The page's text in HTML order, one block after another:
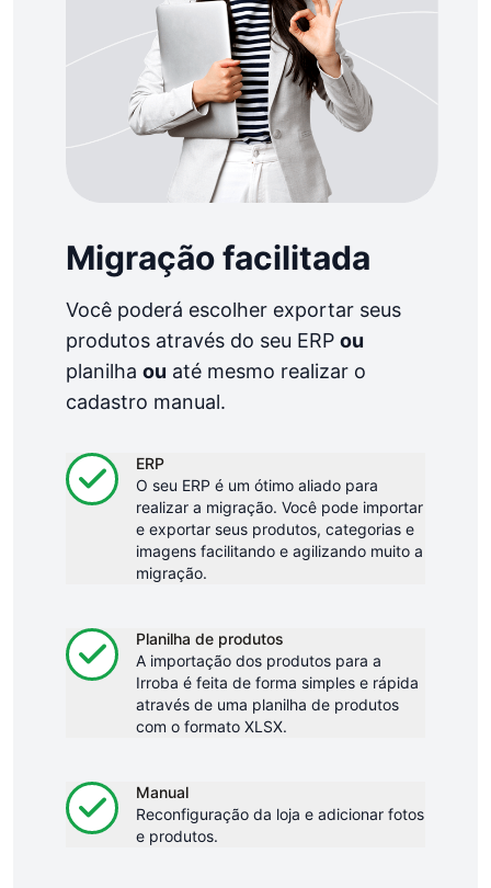
Migração facilitada
Você poderá escolher exportar seus
produtos através do seu ERP ou
planilha ou até mesmo realizar o
cadastro manual.
done
ERP
O seu ERP é um ótimo aliado para
realizar a migração. Você pode importar
e exportar seus produtos, categorias e
imagens facilitando e agilizando muito a
migração.
done
Planilha de produtos
A importação dos produtos para a
Irroba é feita de forma simples e rápida
através de uma planilha de produtos
com o formato XLSX.
done
Manual
Reconfiguração da loja e adicionar fotos
e produtos.